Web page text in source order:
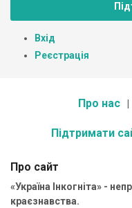
Вхід
Реєстрація
Про нас
Підтримати
Про сайт
«Україна Інкогніта» -
краєзнавства.